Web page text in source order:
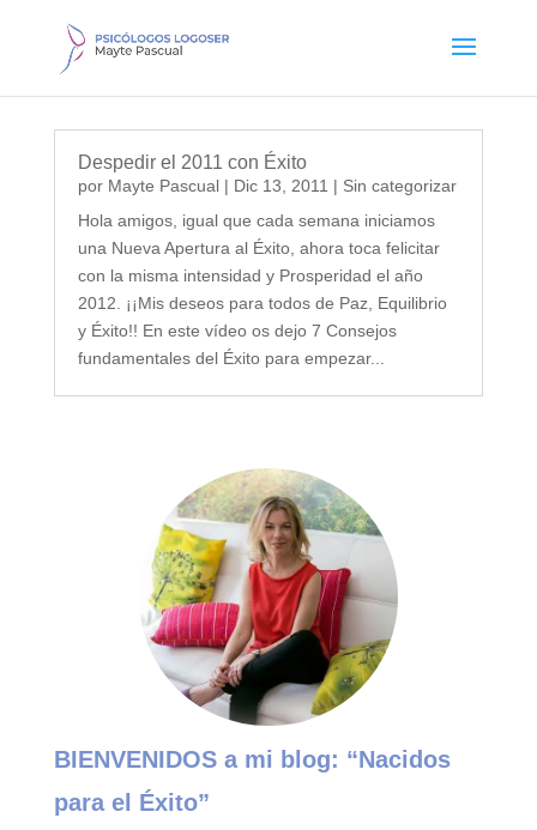
Despedir el 2011 con Éxito
por Mayte Pascual| Dic 13, 2011 | Sin categorizar
Hola amigos, igual que cada semana iniciamos
una Nueva Apertura al Éxito, ahora toca felicitar
con la misma intensidad y Prosperidad el año
2012. ¡¡Mis deseos para todos de Paz, Equilibrio
y Éxito!! En este vídeo os dejo 7 Consejos
fundamentales del Éxito para empezar...
BIENVENIDOS a mi blog: “Nacidos
para el Éxito”